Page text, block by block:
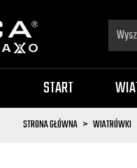
START
STRONA GŁÓWNA WIATRÓWKI